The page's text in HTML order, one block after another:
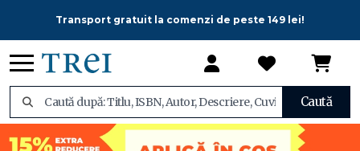
Transport gratuit la comenzi de peste 149 lei!
Caută